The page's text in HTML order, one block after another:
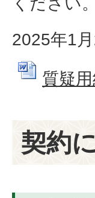
2025年1
質疑
契約